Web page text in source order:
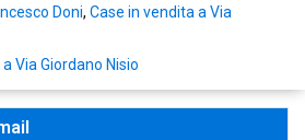
Doni, Case in vendita a Via
Via Giordano Nisio